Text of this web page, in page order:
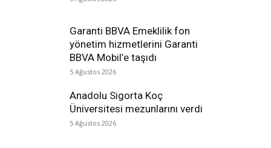
Garanti BBVA Emeklilik fon
yönetim hizmetlerini Garanti
BBVA Mobil’e taşıdı
5 Ağustos 2026
Anadolu Sigorta Koç
Üniversitesi mezunlarını verdi
5 Ağustos 2026